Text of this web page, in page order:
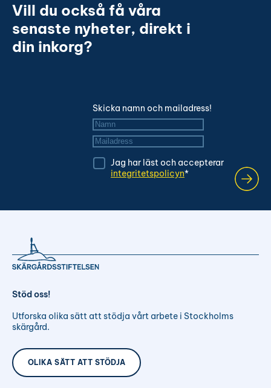
Vill du också få våra
senaste nyheter, direkt i
din inkorg?
Skicka namn och mailadress!
Namn
*
Mailadress*
Jag har läst och accepterar
integritetspolicyn*
Stöd oss!
Utforska olika sätt att stödja vårt arbete i Stockholms
skärgård.
OLIKA SÄTT ATT STÖDJA